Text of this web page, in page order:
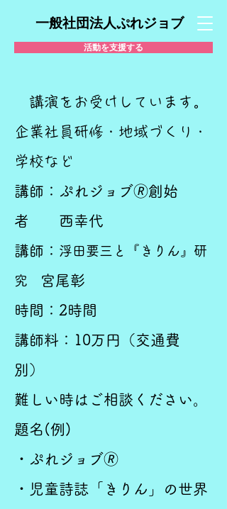
活動を支援する
一般社団法人ぷれジョブ
講演をお受けしています。
企業社員研修・地域づくり・
学校など
講師：ぷれジョブ🄬創始
者 西幸代
​講師： 浮田要三と『きりん』研
究
宮尾彰
時間：2時間
講師料：10万円（交通費
別）
難しい時はご相談ください。
​題名(例)
・ぷれジョブ🄬
・児童詩誌「きりん」の世界